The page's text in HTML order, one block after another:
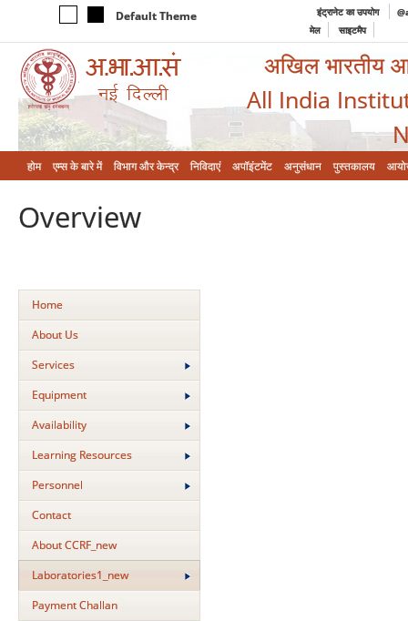
Default Theme इंट्रानेट का उपयोग
मेल
साइटमैप
अखिल भारतीय
All India
होम एम्‍स के बारे में विभाग और केन्‍द्र निविदाएं अपॉइंटमेंट अनुसंधान पुस्तकालय
Overview
Home
About Us
Services
Equipment
Availability
Learning Resources
Personnel
Contact
About CCRF_new
Laboratories1_new
Payment Challan